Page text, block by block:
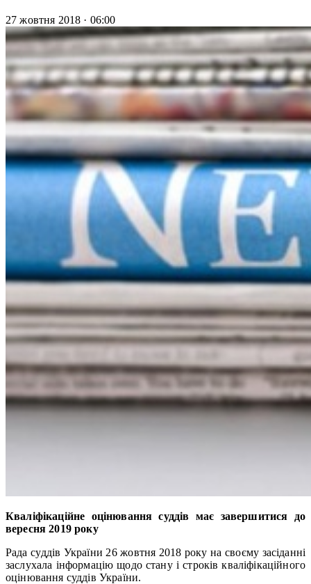
27 жовтня 2018 · 06:00
Кваліфікаційне оцінювання суддів має завершитися до
вересня 2019 року
Рада суддів України 26 жовтня 2018 року на своєму засіданні
заслухала інформацію щодо стану і строків кваліфікаційного
оцінювання суддів України.